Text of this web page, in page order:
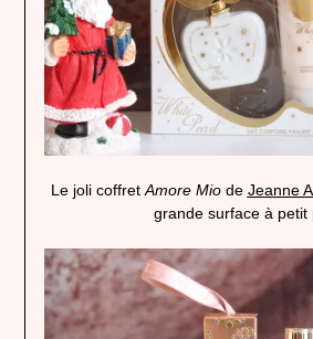
Le joli coffret Amore Miode Jeanne
grande surface à petit